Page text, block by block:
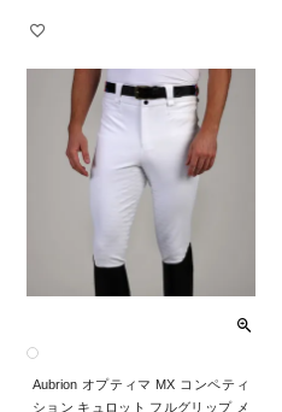
Aubrion オプティマ MX コンペティ
ション キュロット フルグリップ メ